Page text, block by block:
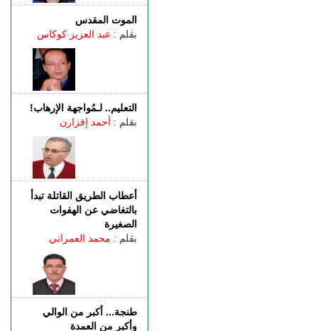
الموت المقدس
بقلم : عبد العزيز كوكاس
التعليم.. لـمُواجهة الإرهاب!
بقلم : أحمد إفزارن
أعطاب الطريق القاتلة تبدأ
بالتغاضي عن الهفوات
الصغيرة
بقلم : محمد العمراني
طنجة... أكبر من الوالي
وأكبر من العمدة